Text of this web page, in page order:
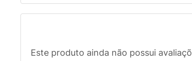
Este produto ainda não possui